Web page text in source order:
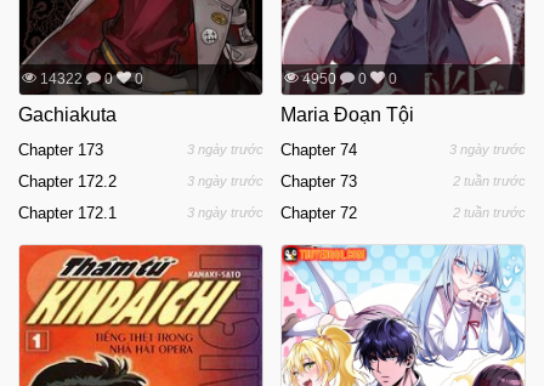
14322 0 0
Gachiakuta
Chapter 173 3 ngày trước
Chapter 172.2 3 ngày trước
Chapter 172.1 3 ngày trước
4950 0 0
Maria Đoạn Tội
Chapter 74 3 ngày trước
Chapter 73 2 tuần trước
Chapter 72 2 tuần trước